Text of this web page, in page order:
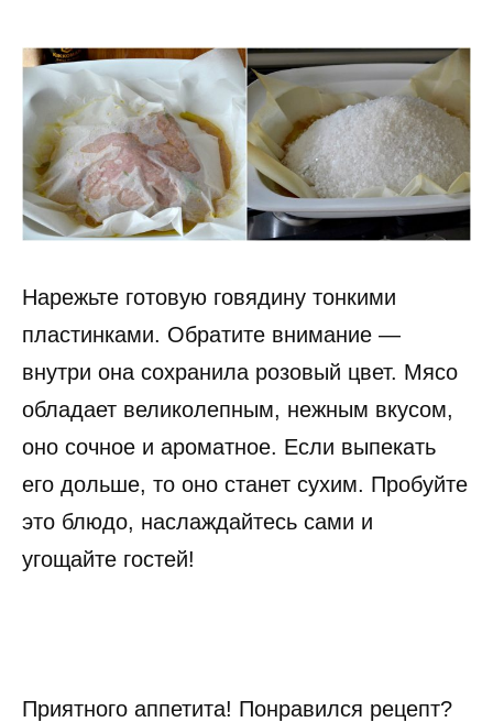
Нарежьте готовую говядину тонкими
пластинками. Обратите внимание —
внутри она сохранила розовый цвет. Мясо
обладает великолепным, нежным вкусом,
оно сочное и ароматное. Если выпекать
его дольше, то оно станет сухим. Пробуйте
это блюдо, наслаждайтесь сами и
угощайте гостей!
Приятного аппетита! Понравился рецепт?